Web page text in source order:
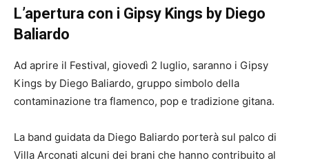
L’apertura con i Gipsy Kings by Diego
Baliardo
Ad aprire il Festival, giovedì 2 luglio, saranno i Gipsy
Kings by Diego Baliardo, gruppo simbolo della
contaminazione tra flamenco, pop e tradizione gitana.
La band guidata da Diego Baliardo porterà sul palco di
Villa Arconati alcuni dei brani che hanno contribuito al